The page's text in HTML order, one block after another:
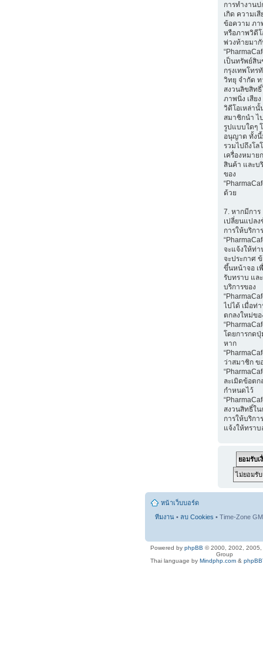
การทำงานป
เกิด ความเ
ข้อความ ภา
หรือภาพวิดีโ
พ่วงท้ายมา
เป็นทรัพย์สิ
กรุงเทพโทร
วิทยุ จำกัด ท
สงวนลิขสิท
ภาพนิ่ง เสีย
วิดีโอเหล่า
สมาชิกนำ ไ
รูปแบบใดๆ
อนุญาต ทั้ง
รวมไปถึงโล
เครื่องหมาย
สินค้า และบ
ของ
ด้วย
7. หากมีการ
เปลี่ยนแปล
การให้บริการ
จะแจ้งให้ท่
จะประกาศ
ขึ้นหน้าจอ เ
รับทราบ แล
บริการของ
ไปได้ เมื่อท่
ตกลงใหม่ขอ
โดยการกดปุ่
หาก
ว่าสมาชิก ข
ละเมิดข้อตก
กำหนดไว้
สงวนสิทธิ์ใน
การให้บริกา
แจ้งให้ทรา
หน้าเว็บบอร์ด
ทีมงาน • ลบ Cookies • Time-Zone
Powered by phpBB © 2000, 2002,
Group
Thai language by Mindphp.com&